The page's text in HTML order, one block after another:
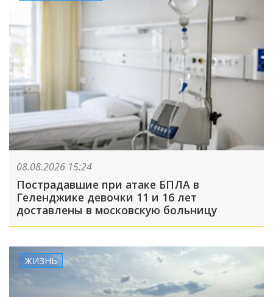
08.08.2026 15:24
Пострадавшие при атаке БПЛА в
Геленджике девочки 11 и 16 лет
доставлены в московскую больницу
ЖИЗНЬ